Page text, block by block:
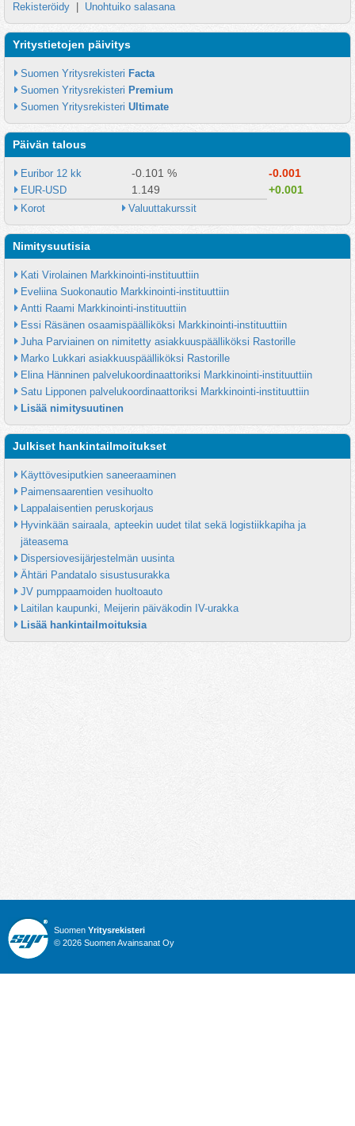
Rekisteröidy Unohtuiko salasana
Yritystietojen päivitys
Suomen Yritysrekisteri Facta
Suomen Yritysrekisteri Premium
Suomen Yritysrekisteri Ultimate
Päivän talous
Euribor 12 kk -0.101 % -0.001
EUR-USD 1.149 +0.001
Korot Valuuttakurssit
Nimitysuutisia
Kati Virolainen Markkinointi-instituuttiin
Eveliina Suokonautio Markkinointi-instituuttiin
Antti Raami Markkinointi-instituuttiin
Essi Räsänen osaamispäälliköksi Markkinointi-instituuttiin
Juha Parviainen on nimitetty asiakkuuspäälliköksi Rastorille
Marko Lukkari asiakkuuspäälliköksi Rastorille
Elina Hänninen palvelukoordinaattoriksi Markkinointi-instituuttiin
Satu Lipponen palvelukoordinaattoriksi Markkinointi-instituuttiin
Lisää nimitysuutinen
Julkiset hankintailmoitukset
Käyttövesiputkien saneeraaminen
Paimensaarentien vesihuolto
Lappalaisentien peruskorjaus
Hyvinkään sairaala, apteekin uudet tilat sekä logistiikkapiha ja
jäteasema
Dispersiovesijärjestelmän uusinta
Ähtäri Pandatalo sisustusurakka
JV pumppaamoiden huoltoauto
Laitilan kaupunki, Meijerin päiväkodin IV-urakka
Lisää hankintailmoituksia
Suomen Yritysrekisteri
© 2026 Suomen Avainsanat Oy